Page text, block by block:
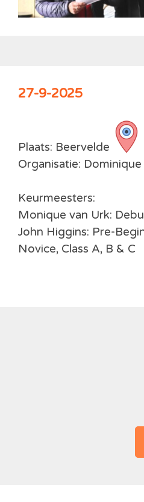
27-9-2025
Plaats: Beervelde
Organisatie:
Keurmeesters:
Monique van Urk:
John Higgins: Pre-
Novice, Class A, B & C